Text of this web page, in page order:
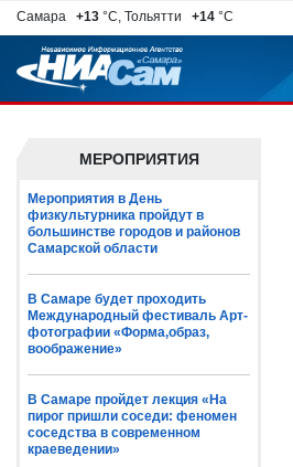
Самара +13 °C, Тольятти +14 °C
МЕРОПРИЯТИЯ
Мероприятия в День
физкультурника пройдут в
большинстве городов и районов
Самарской области
В Самаре будет проходить
Международный фестиваль Арт-
фотографии «Форма,образ,
воображение»
В Самаре пройдет лекция «На
пирог пришли соседи: феномен
соседства в современном
краеведении»